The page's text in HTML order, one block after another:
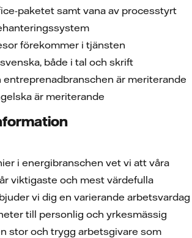
paketet samt vana av processtyrt
förekommer i tjänsten
både i tal och skrift
entreprenadbranschen är meriterande
är meriterande
i energibranschen vet vi att våra
viktigaste och mest värdefulla
vi dig en varierande arbetsvardag
till personlig och yrkesmässig
stor och trygg arbetsgivare som